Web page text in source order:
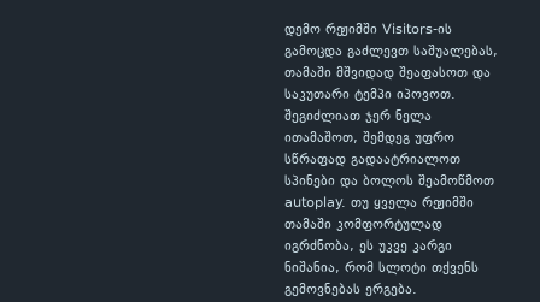
დემო რეჟიმში Visitors-ის
გამოცდა გაძლევთ საშუალებას,
თამაში მშვიდად შეაფასოთ და
საკუთარი ტემპი იპოვოთ.
შეგიძლიათ ჯერ ნელა
ითამაშოთ, შემდეგ უფრო
სწრაფად გადაატრიალოთ
სპინები და ბოლოს შეამოწმოთ
autoplay. თუ ყველა რეჟიმში
თამაში კომფორტულად
იგრძნობა, ეს უკვე კარგი
ნიშანია, რომ სლოტი თქვენს
გემოვნებას ერგება.